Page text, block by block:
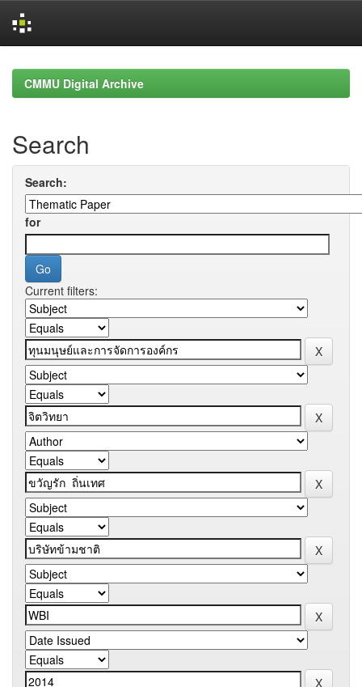
navigationCMMU Digital Archive
Search
Search:
for
Current filters: